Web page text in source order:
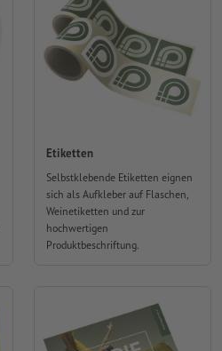
Etiketten
Selbstklebende Etiketten eignen
sich als Aufkleber auf Flaschen,
Weinetiketten und zur
hochwertigen
Produktbeschriftung.